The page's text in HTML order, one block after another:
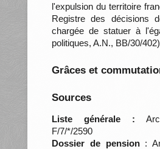
l'expulsion du territoire
Registre des décisions
chargée de statuer à
politiques, A.N., BB/30/402)
Grâces et
Sources
Liste générale :
F/7/*/2590
Dossier de pension: